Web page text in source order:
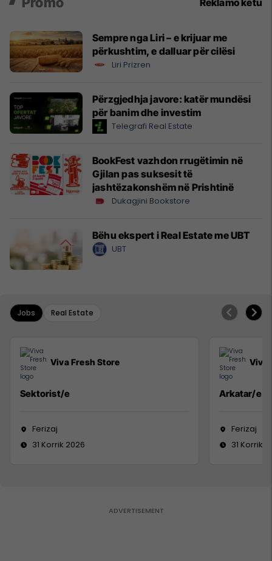
Reklamo këtu
Sempre nga Liri – e krijuar me
përkushtim, e dalluar për cilësi
Liri Prizren
Përzgjedhja javore: katër mundësi
për banim dhe investim
Telegrafi Real Estate
BookFest vazhdon rrugëtimin në
Gjilan pas suksesit të
jashtëzakonshëm në Prishtinë
Dukagjini Bookstore
Bëhu ekspert i Real Estate me UBT
UBT
Jobs Real Estate
Viva Fresh Store
Sektorist/e
Ferizaj
31 Korrik 2026
Viva
Arkatar/e
Ferizaj
31 Korrik